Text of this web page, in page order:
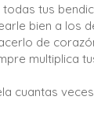
tus
bien a los
de
multiplica
cuantas